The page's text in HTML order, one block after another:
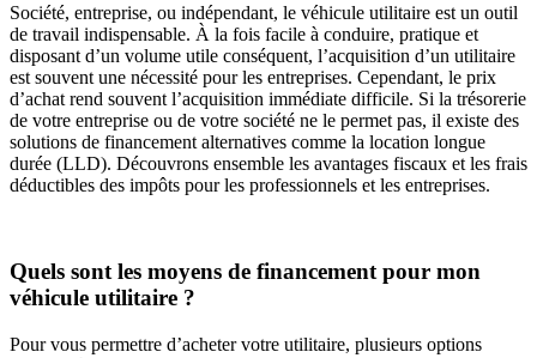
Société, entreprise, ou indépendant, le véhicule utilitaire est un outil
de travail indispensable. À la fois facile à conduire, pratique et
disposant d’un volume utile conséquent, l’acquisition d’un utilitaire
est souvent une nécessité pour les entreprises. Cependant, le prix
d’achat rend souvent l’acquisition immédiate difficile. Si la trésorerie
de votre entreprise ou de votre société ne le permet pas, il existe des
solutions de financement alternatives comme la location longue
durée (LLD). Découvrons ensemble les avantages fiscaux et les frais
déductibles des impôts pour les professionnels et les entreprises.
Quels sont les moyens de financement pour mon
véhicule utilitaire ?
Pour vous permettre d’acheter votre utilitaire, plusieurs options